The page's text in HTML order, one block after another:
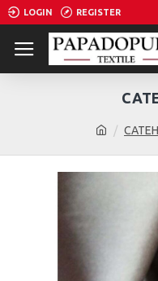
LOGIN REGISTER
САТЕН